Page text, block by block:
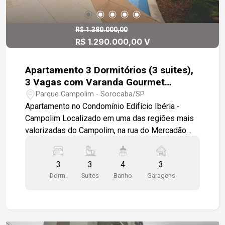
Portaria e segurança para toda a família Ideal
para quem deseja morar bem ou investir em uma
excelente oportunidade. Disponível para venda
R$ 1.380.000,00
R$ 1.290.000,00 V
Apartamento 3 Dormitórios (3 suites),
3 Vagas com Varanda Gourmet
Equipada
Parque Campolim - Sorocaba/SP
Apartamento no Condomínio Edifício Ibéria -
Campolim Localizado em uma das regiões mais
valorizadas do Campolim, na rua do Mercadão
e conveniência, cercado por uma completa rede
de serviços e comércios que funcionam 24
3
Dorm.
3
Suítes
4
Banho
3
Garagens